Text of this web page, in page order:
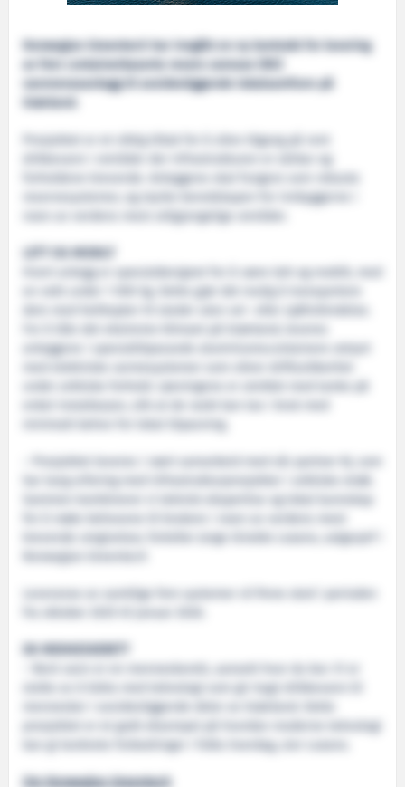
Norwegian Greentech har inngått en ny kontrakt for levering
av fem containerbaserte revers osmose (RO)
vannrenseanlegg til avsidesliggende lokalsamfunn på
Grønland.
Prosjektet er et viktig tiltak for å sikre tilgang på rent
drikkevann i områder der infrastrukturen er sårbar og
forholdene krevende. Anleggene skal fungere som robuste
reservesystemer, og styrke beredskapen for innbyggerne i
noen av verdens mest utilgjengelige områder.
LETT OG MOBILT
Hvert anlegg er spesialdesignet for å være lett og mobilt, med
en vekt under 1 000 kg. Dette gjør det mulig å transportere
dem med helikopter til steder uten vei- eller sjøforbindelse.
anleggene i spesialtilpassede aluminiumscontainere utstyrt
under arktiske forhold. Løsningene er utviklet med tanke på
minimalt behov for lokal tilpasning.
– Prosjektet leveres i nært samarbeid med vår partner KJ, som
Sammen kombinerer vi teknisk ekspertise og lokal kunnskap
for å møte behovene til brukere i noen av verdens mest
krevende omgivelser, forteller Jorge Giraldo Lozano, salgssjef i
Norwegian Greentech
Leveranse av samtlige fem systemer vil finne sted i perioden
EN MENNESKERETT
– Rent vann er en menneskerett, uansett hvor du bor. Vi er
stolte av å bidra med teknologi som gir trygt drikkevann til
mennesker i avsidesliggende deler av Grønland. Dette
prosjektet er et godt eksempel på hvordan moderne teknologi
kan gi konkrete forbedringer i folks hverdag, sier Lozano.
Om Norwegian Greentech